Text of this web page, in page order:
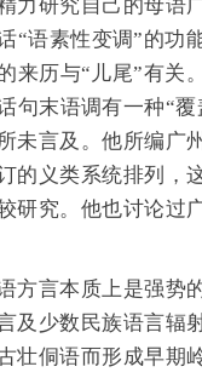
研究自己的母语
“语素性变调”的功
来历与“儿尾”有关
句末语调有一种“
未言及。他所编广
的义类系统排列，
研究。他也讨论过
言本质上是强势
及少数民族语言辐
壮侗语而形成早期